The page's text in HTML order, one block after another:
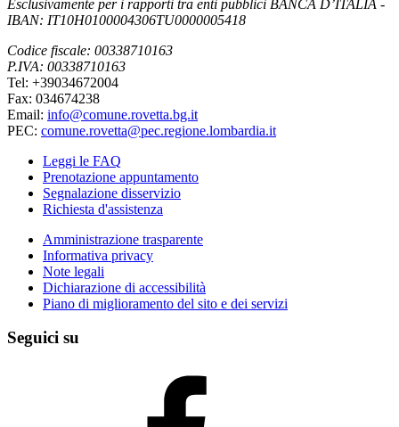
Esclusivamente per i rapporti tra enti pubblici BANCA D’ITALIA -
IBAN: IT10H0100004306TU0000005418
Codice fiscale: 00338710163
P.IVA: 00338710163
Tel: +39034672004
Fax: 034674238
Email: info@comune.rovetta.bg.it
PEC: comune.rovetta@pec.regione.lombardia.it
Leggi le FAQ
Prenotazione appuntamento
Segnalazione disservizio
Richiesta d'assistenza
Amministrazione trasparente
Informativa privacy
Note legali
Dichiarazione di accessibilità
Piano di miglioramento del sito e dei servizi
Seguici su